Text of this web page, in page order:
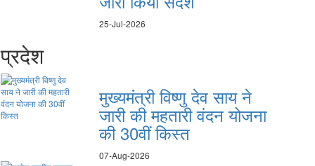
25-Jul-2026
प्रदेश
मुख्यमंत्री विष्णु देव साय ने
जारी की महतारी वंदन योजना
की 30वीं किस्त
07-Aug-2026